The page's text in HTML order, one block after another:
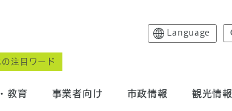
Language
の注目ワード
教育 事業者向け 市政情報 観光情報